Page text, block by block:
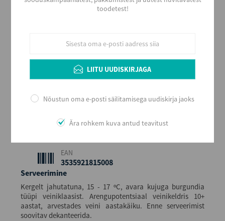
Magus ja aromaatne
Kuiv
Alkoholi sisaldus
Maht (L)
Kogus kastis
EAN
3535921815008
Serveerimine
Kergelt jahutatuna, 15 - 17 ºC, avara kujuga burgundia
tüüpi veiniklaasist. Arengupotentsiaal veinikeldris 10+
aastat, arvestades veini aastakäiku. Enne serveerimist
soovitav dekanteerida.
toodetest!
LIITU UUDISKIRJAGA
Nõustun oma e-posti säilitamisega uudiskirja jaoks
Ära rohkem kuva antud teavitust